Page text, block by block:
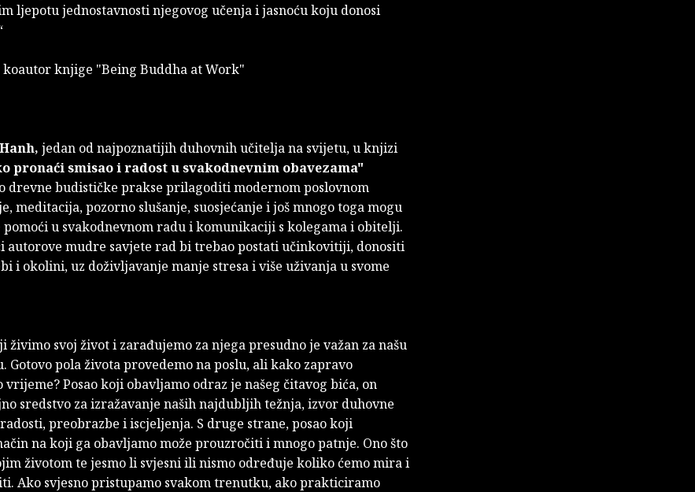
ljepotu jednostavnosti njegovog učenja i jasnoću koju donosi
koautor knjige "Being Buddha at Work"
jedan od najpoznatijih duhovnih učitelja na svijetu, u knjizi
pronaći smisao i radost u svakodnevnim obavezama"
drevne budističke prakse prilagoditi modernom poslovnom
meditacija, pozorno slušanje, suosjećanje i još mnogo toga mogu
u svakodnevnom radu i komunikaciji s kolegama i obitelji.
autorove mudre savjete rad bi trebao postati učinkovitiji, donositi
i okolini, uz doživljavanje manje stresa i više uživanja u svome
živimo svoj život i zarađujemo za njega presudno je važan za našu
Gotovo pola života provedemo na poslu, ali kako zapravo
Posao koji obavljamo odraz je našeg čitavog bića, on
sredstvo za izražavanje naših najdubljih težnja, izvor duhovne
preobrazbe i iscjeljenja. S druge strane, posao koji
na koji ga obavljamo može prouzročiti i mnogo patnje. Ono što
životom te jesmo li svjesni ili nismo određuje koliko ćemo mira i
Ako svjesno pristupamo svakom trenutku, ako prakticiramo